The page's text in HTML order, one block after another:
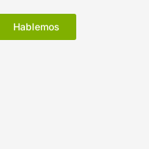
Hablemos